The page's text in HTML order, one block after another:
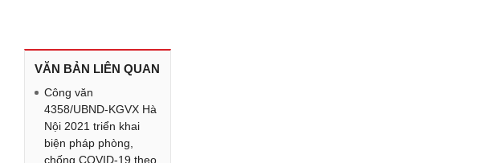
VĂN BẢN LIÊN QUAN
Công văn
4358/UBND-KGVX Hà
Nội 2021 triển khai
biện pháp phòng,
chống COVID-19 theo